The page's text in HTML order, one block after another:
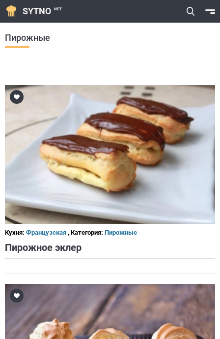
SYTNO NET
Пирожные
Кухня: Французская , Категория: Пирожные
Пирожное эклер